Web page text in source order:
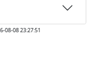
08-08 23:27:51